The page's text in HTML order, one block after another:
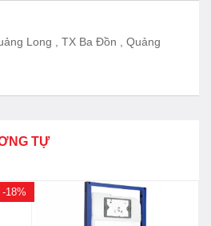
Long , TX Ba Đồn , Quảng
TỰ
-18%